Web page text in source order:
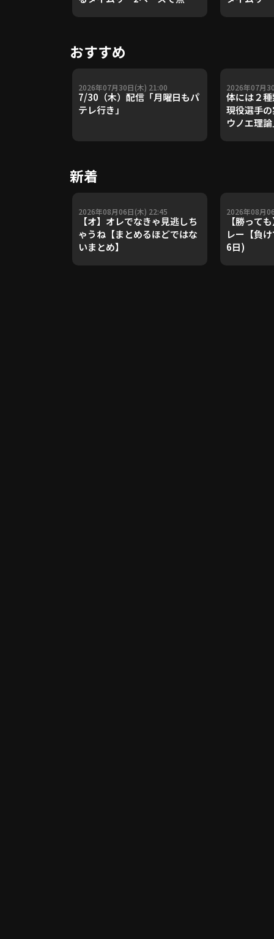
おすすめ
2026年07月30日(木) 21:00
7/30（木）配信「月曜日もパ
テレ行き」
2026年07月
体には２
現役選手
ウノエ理
新着
2026年08月06日(木) 22:45
【オ】オレでなきゃ見逃しち
ゃうね【まとめるほどではな
いまとめ】
2026年08月
【勝って
レー【負
6日)